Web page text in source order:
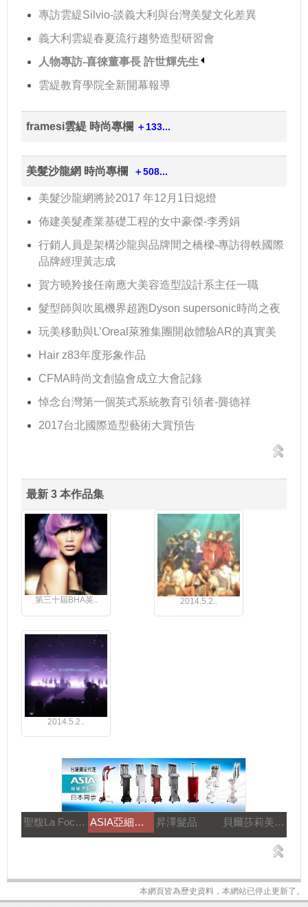
專訪雲緹Silvio-談義大利與台灣美髮文化差異
義大利雲緹春夏流行趨勢造型研習會
人物專訪-喜徠董事長 許世輝先生
雲緹教育學院全新開幕報導
framesi雲緹 時尚專欄 ＋133...
美髮沙龍網 時尚專欄 ＋508...
美髮沙龍網將於2017 年12月1日熄燈
佈建美髮產業基礎工程的女中豪傑-李秀娟
行銷人員是架構沙龍與品牌間之橋樑-專訪得軼國際
品牌經理黃志成
賀方曉羚接任南應大美容造型設計系主任一職
髮型師與吹風機界超跑Dyson supersonic時尚之夜
玩美移動與L’Oreal萊雅集團開啟體驗AR的真實美
Hair z83年度形象作品
CFMA時尚文創協會成立大會記錄
悼念台灣第一個英式系統教育引領者-龔德祥
2017台北國際造型藝術大賞預告
最新 3 本作品集
第三十屆BHA英.. 2014.5.2..
2014.5.2..
聖馥La Focus ASIA亞細亞溫塑機 昇澤髮品 貝爾莎莉美髮美容補習
本網頁皆為歷史資料，本網站已停止更新了。